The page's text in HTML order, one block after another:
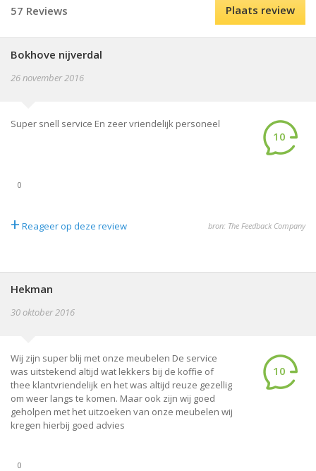
57 Reviews Plaats review
Bokhove nijverdal
26 november 2016
Super snell service En zeer vriendelijk personeel
10
0
+ Reageer op deze review bron: The Feedback Company
Hekman
30 oktober 2016
Wij zijn super blij met onze meubelen De service
was uitstekend altijd wat lekkers bij de koffie of
thee klantvriendelijk en het was altijd reuze gezellig
om weer langs te komen. Maar ook zijn wij goed
geholpen met het uitzoeken van onze meubelen wij
kregen hierbij goed advies
10
0